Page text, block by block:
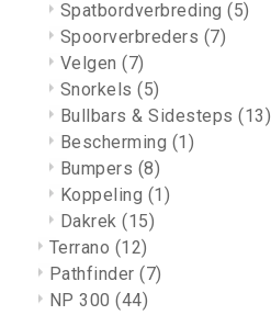
Spatbordverbreding(5)
Spoorverbreders (7)
Velgen(7)
Snorkels(5)
Bullbars & Sidesteps(13)
Bescherming (1)
Bumpers (8)
Koppeling (1)
Dakrek(15)
Terrano (12)
Pathfinder(7)
NP 300(44)